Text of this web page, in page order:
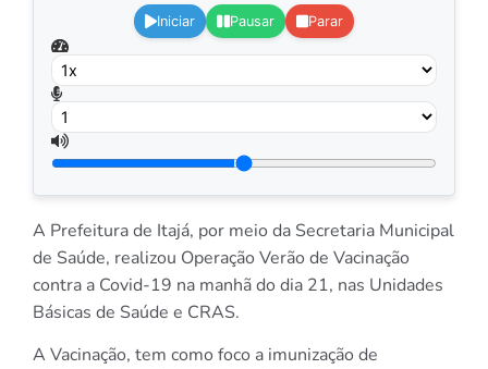
Iniciar Pausar Parar
A Prefeitura de Itajá, por meio da Secretaria Municipal
de Saúde, realizou Operação Verão de Vacinação
contra a Covid-19 na manhã do dia 21, nas Unidades
Básicas de Saúde e CRAS.
A Vacinação, tem como foco a imunização de